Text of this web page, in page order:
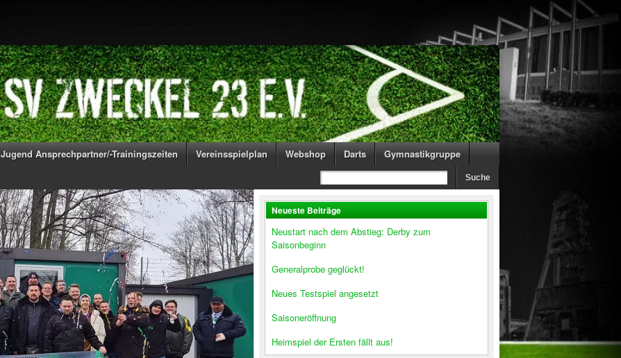
Jugend Ansprechpartner/-Trainingszeiten Vereinsspielplan Webshop Darts Gymnastikgruppe
Neueste Beiträge
Neustart nach dem Abstieg: Derby zum
Saisonbeginn
Generalprobe geglückt!
Neues Testspiel angesetzt
Saisoneröffnung
Heimspiel der Ersten fällt aus!